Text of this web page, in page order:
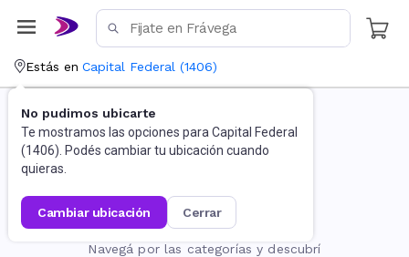
Estás en Capital Federal (1406)
No pudimos ubicarte
Te mostramos las opciones para Capital Federal
(1406). Podés cambiar tu ubicación cuando
quieras.
cambiar ubicación cerrar
La página no existe
Navegá por las categorías y descubrí